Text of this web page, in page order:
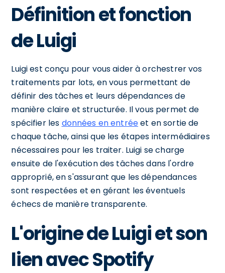
Définition et fonction
de Luigi
Luigi est conçu pour vous aider à orchestrer vos
traitements par lots, en vous permettant de
définir des tâches et leurs dépendances de
manière claire et structurée. Il vous permet de
spécifier les données en entréeet en sortie de
chaque tâche, ainsi que les étapes intermédiaires
nécessaires pour les traiter. Luigi se charge
ensuite de l'exécution des tâches dans l'ordre
approprié, en s'assurant que les dépendances
sont respectées et en gérant les éventuels
échecs de manière transparente.
L'origine de Luigi et son
lien avec Spotify